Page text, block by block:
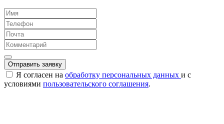
Отправить заявку
Я согласен на обработку персональных данных и с
условиями пользовательского соглашения.